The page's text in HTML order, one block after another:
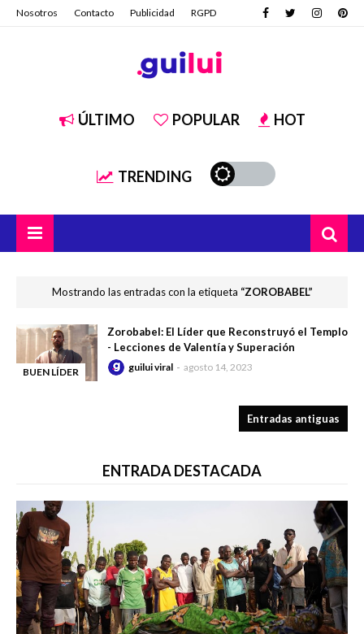
Nosotros Contacto Publicidad RGPD
ÚLTIMO POPULAR HOT
TRENDING
Mostrando las entradas con la etiqueta ZOROBABEL
BUEN LÍDER
Zorobabel: El Líder que Reconstruyó el Templo
- Lecciones de Valentía y Superación
guilui viral agosto 14, 2023
Entradas antiguas
ENTRADA DESTACADA